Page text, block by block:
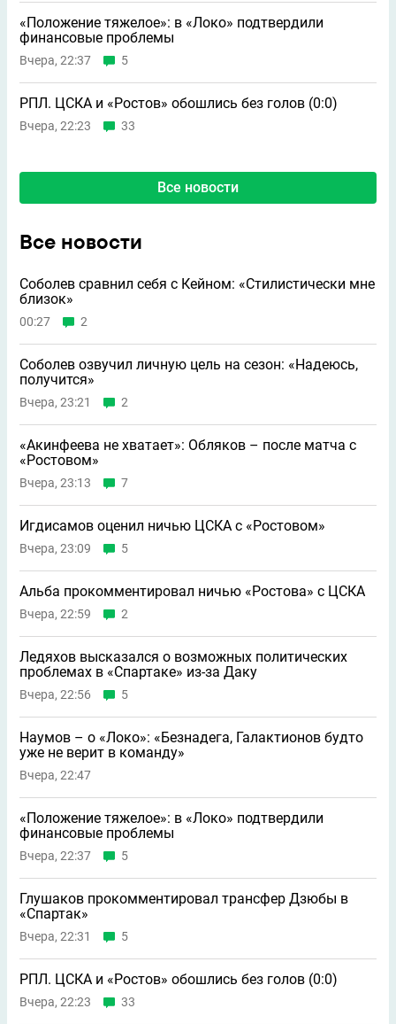
«Положение тяжелое»: в «Локо» подтвердили
финансовые проблемы
Вчера, 22:37 5
РПЛ. ЦСКА и «Ростов» обошлись без голов (0:0)
Вчера, 22:23 33
Все новости
Все новости
Соболев сравнил себя с Кейном: «Стилистически мне
близок»
00:27 2
Соболев озвучил личную цель на сезон: «Надеюсь,
получится»
Вчера, 23:21 2
«Акинфеева не хватает»: Обляков – после матча с
«Ростовом»
Вчера, 23:13 7
Игдисамов оценил ничью ЦСКА с «Ростовом»
Вчера, 23:09 5
Альба прокомментировал ничью «Ростова» с ЦСКА
Вчера, 22:59 2
Ледяхов высказался о возможных политических
проблемах в «Спартаке» из-за Даку
Вчера, 22:56 5
Наумов – о «Локо»: «Безнадега, Галактионов будто
уже не верит в команду»
Вчера, 22:47
«Положение тяжелое»: в «Локо» подтвердили
финансовые проблемы
Вчера, 22:37 5
Глушаков прокомментировал трансфер Дзюбы в
«Спартак»
Вчера, 22:31 5
РПЛ. ЦСКА и «Ростов» обошлись без голов (0:0)
Вчера, 22:23 33